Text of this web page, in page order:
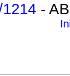
-